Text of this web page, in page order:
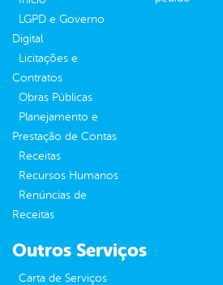
LGPD e Governo
Digital
Licitações e
Contratos
Obras Públicas
Planejamento e
Prestação de Contas
Receitas
Recursos Humanos
Renúncias de
Receitas
Outros Serviços
Carta de Serviços